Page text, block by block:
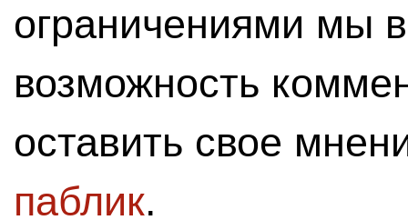
ограничениями мы
возможность
оставить свое
паблик.